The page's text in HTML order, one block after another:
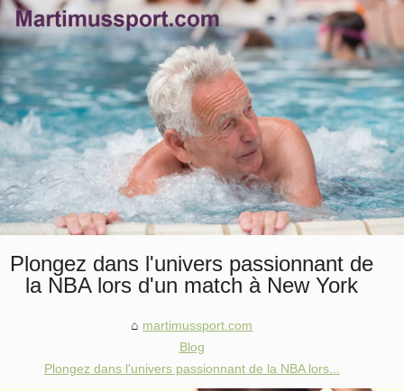
Plongez dans l'univers passionnant de
la NBA lors d'un match à New York
martimussport.com
Blog
Plongez dans l'univers passionnant de la NBA lors...